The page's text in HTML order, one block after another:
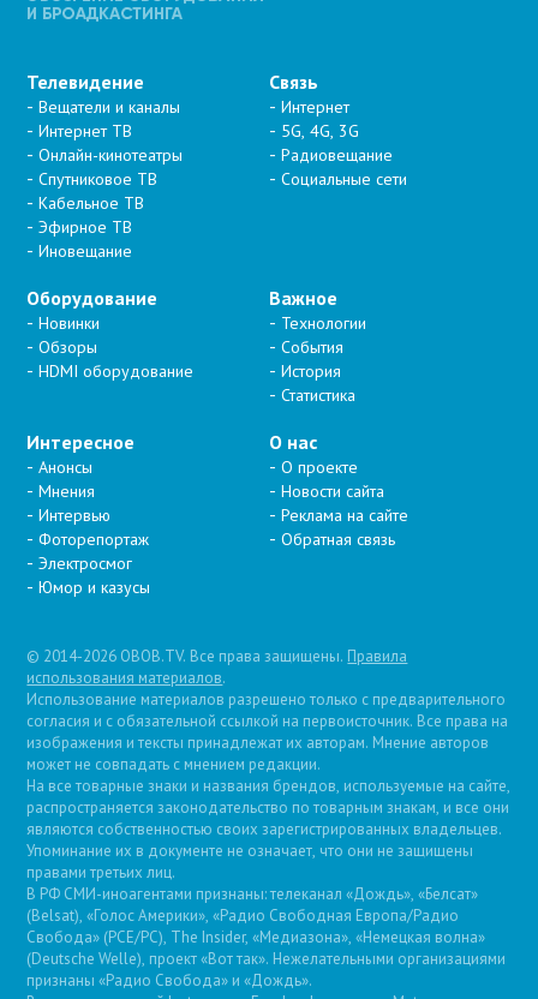
Телевидение
Вещатели и каналы
Интернет ТВ
Онлайн-кинотеатры
Спутниковое ТВ
Кабельное ТВ
Эфирное ТВ
Иновещание
Связь
Интернет
5G, 4G, 3G
Радиовещание
Социальные сети
Оборудование
Новинки
Обзоры
HDMI оборудование
Важное
Технологии
События
История
Статистика
Интересное
Анонсы
Мнения
Интервью
Фоторепортаж
Электросмог
Юмор и казусы
О нас
О проекте
Новости сайта
Реклама на сайте
Обратная связь
© 2014-2026 OBOB.TV. Все права защищены. Правила
использования материалов.
Использование материалов разрешено только с предварительного
согласия и с обязательной ссылкой на первоисточник. Все права на
изображения и тексты принадлежат их авторам. Мнение авторов
может не совпадать с мнением редакции.
На все товарные знаки и названия брендов, используемые на сайте,
распространяется законодательство по товарным знакам, и все они
являются собственностью своих зарегистрированных владельцев.
Упоминание их в документе не означает, что они не защищены
правами третьих лиц.
В РФ СМИ-иноагентами признаны: телеканал «Дождь», «Белсат»
(Belsat), «Голос Америки», «Радио Свободная Европа/Радио
Свобода» (PCE/PC), The Insider, «Медиазона», «Немецкая волна»
(Deutsche Welle), проект «Вот так». Нежелательными организациями
признаны «Радио Свобода» и «Дождь».